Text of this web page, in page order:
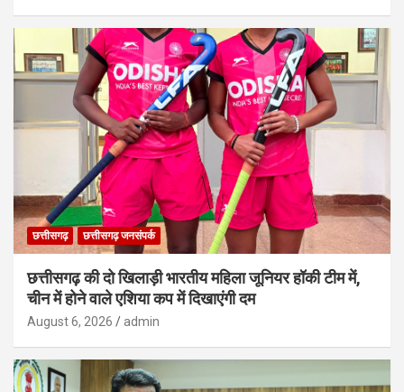
छत्तीसगढ़ छत्तीसगढ़ जनसंपर्क
छत्तीसगढ़ की दो खिलाड़ी भारतीय महिला जूनियर हॉकी टीम में,
चीन में होने वाले एशिया कप में दिखाएंगी दम
August 6, 2026 admin